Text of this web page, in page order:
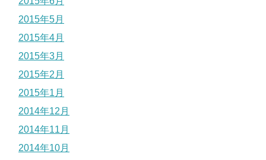
2015年5月
2015年4月
2015年3月
2015年2月
2015年1月
2014年12月
2014年11月
2014年10月